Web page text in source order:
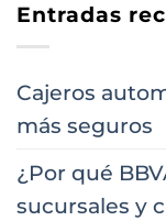
Entradas
Cajeros
más seguros
¿Por qué
sucursales y